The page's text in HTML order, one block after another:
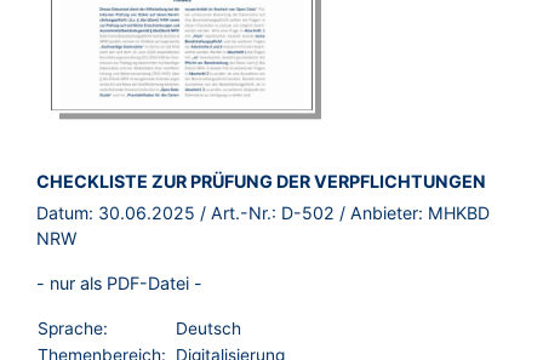
BROSCHÜRE:
CHECKLISTE ZUR PRÜFUNG DER VERPFLICHTUNGEN
Datum: 30.06.2025 / Art.-Nr.: D-502 / Anbieter: MHKBD
NRW
- nur als PDF-Datei -
Sprache:
Deutsch
Themenbereich:
Digitalisierung